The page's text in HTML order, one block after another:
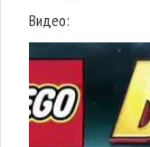
Видео: